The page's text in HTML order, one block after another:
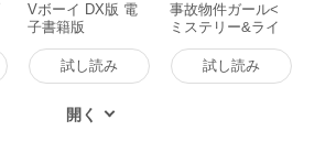
Vボーイ DX版 電
子書籍版
試し読み
事故物件ガール<
ミステリー&ライ
トホラー>あおき
てつお傑作選1 電
子書籍版
試し読み